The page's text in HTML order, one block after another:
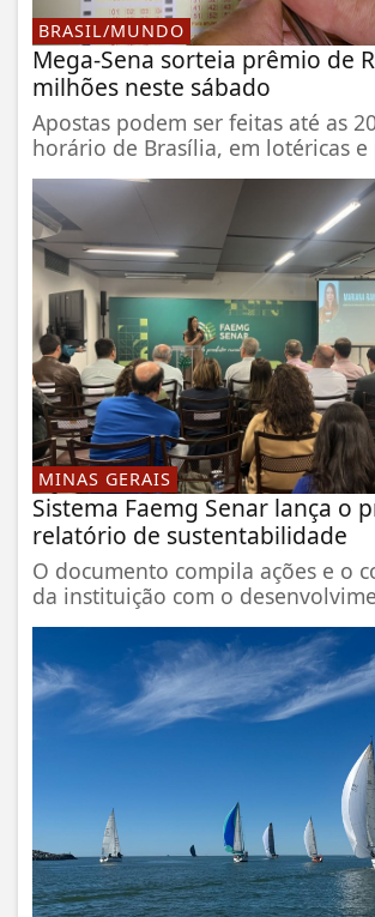
BRASIL/MUNDO
Mega-Sena sorteia prêmio de
milhões neste sábado
Apostas podem ser feitas até as
horário de Brasília, em lotéricas e
MINAS GERAIS
Sistema Faemg Senar lança o
relatório de sustentabilidade
O documento compila ações e o
da instituição com o